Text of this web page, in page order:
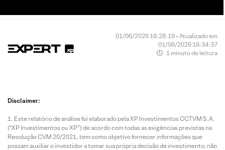
01/06/2026 16:28:19 • Atualizado em
01/06/2026 16:34:37
1 minuto de leitura
Disclaimer:
Este relatório de análise foi elaborado pela XP Investimentos CCTVM S.A.
(“XP Investimentos ou XP”) de acordo com todas as exigências previstas na
Resolução CVM 20/2021, tem como objetivo fornecer informações que
possam auxiliar o investidor a tomar sua própria decisão de investimento, não